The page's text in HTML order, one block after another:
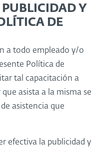
PUBLICIDAD Y
DE
a todo empleado y/o
Política de
tal capacitación a
asista a la misma se
asistencia que
efectiva la publicidad y